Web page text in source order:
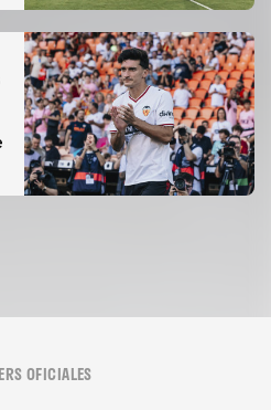
Newcastle United FC
OFICIALES